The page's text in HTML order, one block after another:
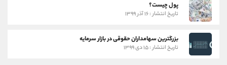
پول چیست؟
تاریخ انتشار : ۱۶ آذر ۱۳۹۹
بزرگترین سهامداران حقوقی در بازار سرمایه
تاریخ انتشار : ۱۵ دی ۱۳۹۹